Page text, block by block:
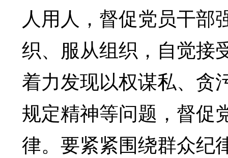
人用人，督促党员干部
织、服从组织，自觉接
着力发现以权谋私、贪
规定精神等问题，督促
律。要紧紧围绕群众纪